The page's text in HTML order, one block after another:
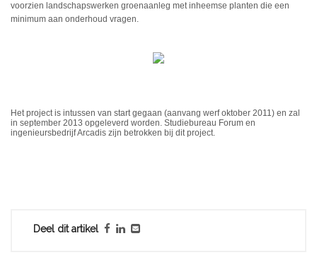
voorzien landschapswerken groenaanleg met inheemse planten die een
minimum aan onderhoud vragen.
Het project is intussen van start gegaan (aanvang werf oktober 2011) en zal
in september 2013 opgeleverd worden. Studiebureau Forum en
ingenieursbedrijf Arcadis zijn betrokken bij dit project.
Deel dit artikel